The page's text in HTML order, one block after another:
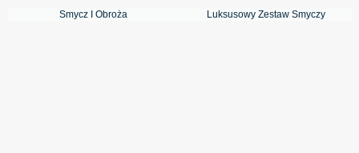
Smycz I Obroża Luksusowy Zestaw Smyczy